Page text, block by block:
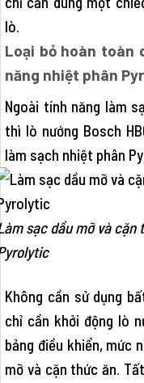
lò.
Loại bỏ hoàn toàn
năng nhiệt phân
Ngoài tính năng làm
thì lò nướng Bosch
làm sạch nhiệt phân
sạc dầu mỡ và cặn
Không cần sử dụng
chỉ cần khởi động lò
bảng điều khiển, mức
mỡ và cặn thức ăn.